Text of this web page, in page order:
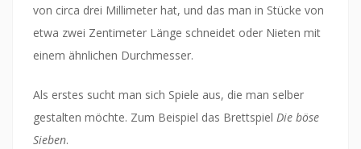
von circa drei Millimeter hat, und das man in Stücke von
etwa zwei Zentimeter Länge schneidet oder Nieten mit
einem ähnlichen Durchmesser.
Als erstes sucht man sich Spiele aus, die man selber
gestalten möchte. Zum Beispiel das Brettspiel Die böse
Sieben.